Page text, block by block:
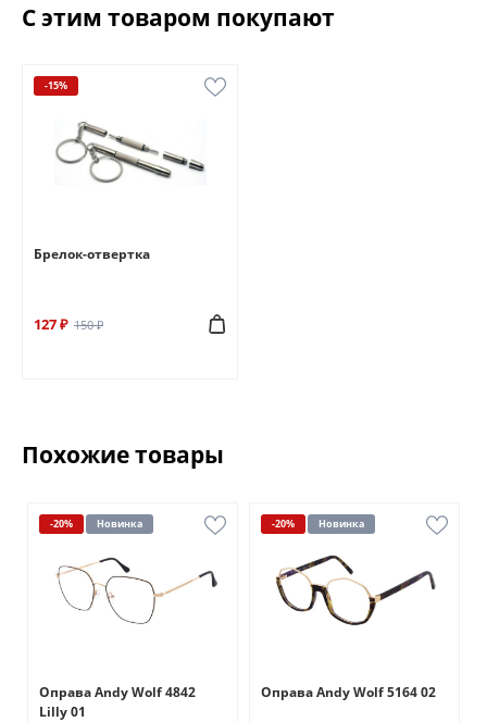
С этим товаром покупают
-15%
Брелок-отвертка
127 ₽ 150 ₽
Похожие товары
-20% Новинка
Оправа Andy Wolf 4842
Lilly 01
-20% Новинка
Оправа Andy Wolf 5164 02